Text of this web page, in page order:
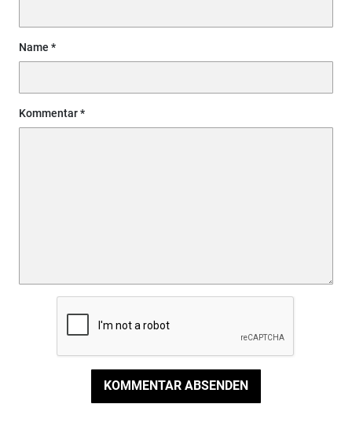
Name
Kommentar
KOMMENTAR ABSENDEN